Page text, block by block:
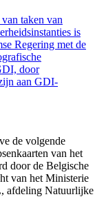
taken van
is
Regering met de
door
aan GDI-
de volgende
van het
door de Belgische
van het Ministerie
afdeling Natuurlijke